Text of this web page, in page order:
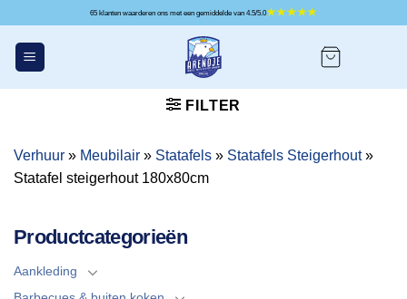
inhoud
65 klanten waarderen ons met een gemiddelde van 4.5/5.0
FILTER
Verhuur » Meubilair » Statafels » Statafels Steigerhout »
Statafel steigerhout 180x80cm
Productcategorieën
Aankleding